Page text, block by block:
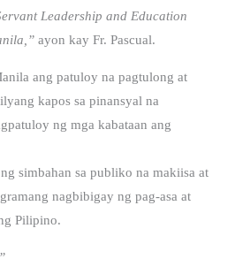
Leadership and Education
ayon kay Fr. Pascual.
ang patuloy na pagtulong at
kapos sa pinansyal na
ng mga kabataan ang
simbahan sa publiko na makiisa at
nagbibigay ng pag-asa at
Pilipino.